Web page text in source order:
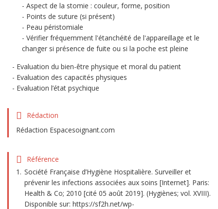
Aspect de la stomie : couleur, forme, position
Points de suture (si présent)
Peau péristomiale
Vérifier fréquemment l'étanchéité de l'appareillage et le
changer si présence de fuite ou si la poche est pleine
Evaluation du bien-être physique et moral du patient
Evaluation des capacités physiques
Evaluation l’état psychique
Rédaction
Rédaction Espacesoignant.com
Référence
Société Française d’Hygiène Hospitalière. Surveiller et
prévenir les infections associées aux soins [Internet]. Paris:
Health & Co; 2010 [cité 05 août 2019]. (Hygiènes; vol. XVIII).
Disponible sur: https://sf2h.net/wp-